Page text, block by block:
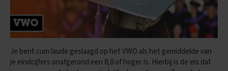
e
n
s
D
u
i
Je bent cum laude geslaagd op het VWO als het gemiddelde van
je eindcijfers onafgerond een 8,0 of hoger is. Hierbij is de eis dat